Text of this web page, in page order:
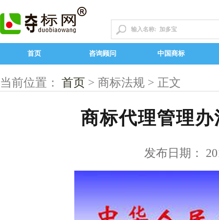
首页 咨询顾问 中国商标
当前位置： 首页 > 商标法规 > 正文
商标代理管理
发布日期：